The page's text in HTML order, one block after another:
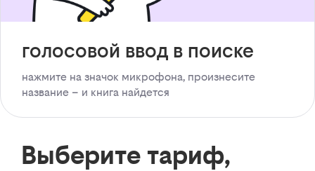
голосовой ввод в поиске
нажмите на значок микрофона, произнесите
название – и книга найдется
Выберите тариф,